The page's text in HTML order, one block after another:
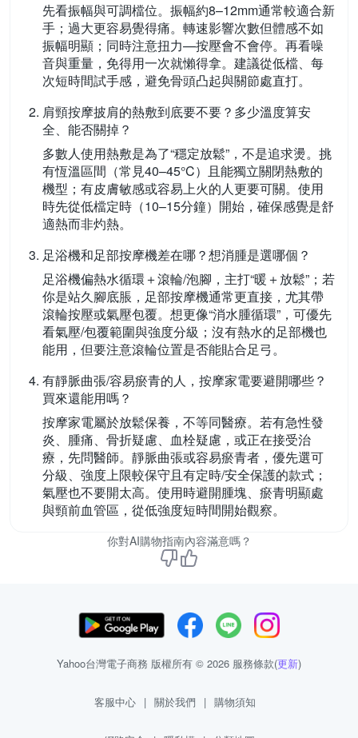
先看振幅與可調檔位。振幅約8–12mm通常較適合新
手；過大更容易覺得痛。轉速影響次數但體感不如
振幅明顯；同時注意扭力—按壓會不會停。再看噪
音與重量，免得用一次就懶得拿。建議從低檔、每
次短時間試手感，避免骨頭凸起與關節處直打。
肩頸按摩披肩的熱敷到底要不要？多少溫度算安
全、能否關掉？
多數人使用熱敷是為了“穩定放鬆”，不是追求燙。挑
有恆溫區間（常見40–45°C）且能獨立關閉熱敷的
機型；有皮膚敏感或容易上火的人更要可關。使用
時先從低檔定時（10–15分鐘）開始，確保感覺是舒
適熱而非灼熱。
足浴機和足部按摩機差在哪？想消腫是選哪個？
足浴機偏熱水循環＋滾輪/泡腳，主打“暖＋放鬆”；若
你是站久腳底脹，足部按摩機通常更直接，尤其帶
滾輪按壓或氣壓包覆。想更像“消水腫循環”，可優先
看氣壓/包覆範圍與強度分級；沒有熱水的足部機也
能用，但要注意滾輪位置是否能貼合足弓。
有靜脈曲張/容易瘀青的人，按摩家電要避開哪些？
買來還能用嗎？
按摩家電屬於放鬆保養，不等同醫療。若有急性發
炎、腫痛、骨折疑慮、血栓疑慮，或正在接受治
療，先問醫師。靜脈曲張或容易瘀青者，優先選可
分級、強度上限較保守且有定時/安全保護的款式；
氣壓也不要開太高。使用時避開腫塊、瘀青明顯處
與頸前血管區，從低強度短時間開始觀察。
你對AI購物指南內容滿意嗎？
Yahoo台灣電子商務 版權所有 © 2026 服務條款(更新)
客服中心 | 關於我們 | 購物須知